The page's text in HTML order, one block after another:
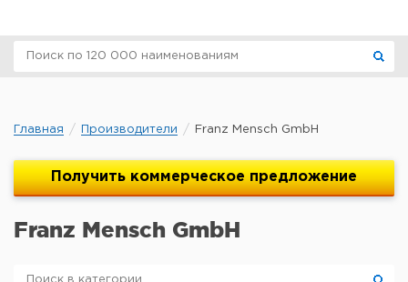
Главная Производители Franz Mensch GmbH
Получить коммерческое предложение
Franz Mensch GmbH